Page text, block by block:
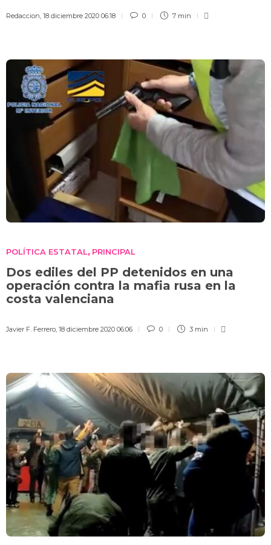
Redaccion 18 diciembre 2020 06:18 0 7 min
POLÍTICA ESTATAL, PRINCIPAL
Dos ediles del PP detenidos en una
operación contra la mafia rusa en la
costa valenciana
Javier F. Ferrero, 18 diciembre 2020 06:06 0 3 min